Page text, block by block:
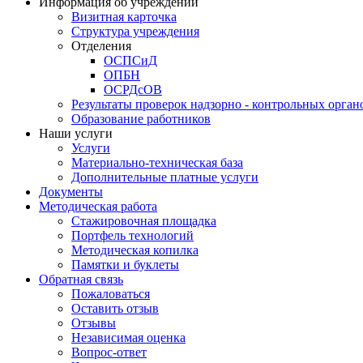
Визитная карточка
Структура учреждения
Отделения
ОСПСиД
ОПБН
ОСРДсОВ
Результаты проверок надзорно - контрольных
Образование работников
Наши услуги
Услуги
Материально-техническая база
Дополнительные платные услуги
Документы
Методическая работа
Стажировочная площадка
Портфель технологий
Методическая копилка
Памятки и буклеты
Обратная связь
Пожаловаться
Оставить отзыв
Отзывы
Независимая оценка
Вопрос-ответ